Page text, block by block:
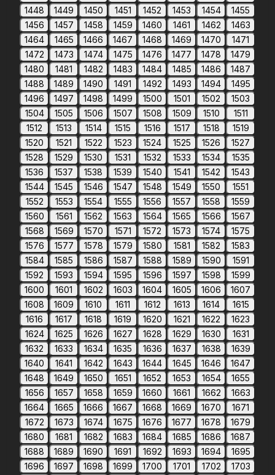
1448
1449 1450 1451 1452 1453 1454
1455
1456
1457 1458 1459 1460 1461 1462
1463
1464
1465 1466 1467 1468 1469 1470
1471
1472
1473 1474 1475 1476 1477 1478
1479
1480
1481 1482 1483 1484 1485 1486
1487
1488
1489 1490 1491 1492 1493 1494
1495
1496
1497 1498 1499 1500 1501 1502
1503
1504
1505 1506 1507 1508 1509 1510
1511
1512
1513 1514 1515 1516 1517 1518
1519
1520
1521 1522 1523 1524 1525 1526
1527
1528
1529 1530 1531 1532 1533 1534
1535
1536
1537 1538 1539 1540 1541 1542
1543
1544
1545 1546 1547 1548 1549 1550
1551
1552
1553 1554 1555 1556 1557 1558
1559
1560
1561 1562 1563 1564 1565 1566
1567
1568
1569 1570 1571 1572 1573 1574
1575
1576
1577 1578 1579 1580 1581 1582
1583
1584
1585 1586 1587 1588 1589 1590
1591
1592
1593 1594 1595 1596 1597 1598
1599
1600
1601 1602 1603 1604 1605 1606
1607
1608
1609 1610 1611 1612 1613 1614
1615
1616
1617 1618 1619 1620 1621 1622
1623
1624
1625 1626 1627 1628 1629 1630
1631
1632
1633 1634 1635 1636 1637 1638
1639
1640
1641 1642 1643 1644 1645 1646
1647
1648
1649 1650 1651 1652 1653 1654
1655
1656
1657 1658 1659 1660 1661 1662
1663
1664
1665 1666 1667 1668 1669 1670
1671
1672
1673 1674 1675 1676 1677 1678
1679
1680
1681 1682 1683 1684 1685 1686
1687
1688
1689 1690 1691 1692 1693 1694
1695
1696
1697 1698 1699 1700 1701 1702
1703